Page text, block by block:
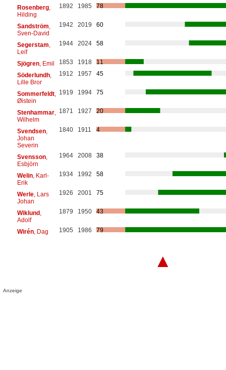
Rosenberg,
Hilding
1892 1985 78
Sandström
Sven-David
1942 2019 60
Segerstam
Leif
1944 2024 58
Sjögren, Emil 1853 1918
11
Söderlundh,
Lille Bror
1912 1957 45
Sommerfeldt,
Øistein
1919 1994 75
Stenhammar,
Wilhelm
1871 1927 20
Svendsen,
Johan
Severin
1840 1911 4
Svensson,
Esbjörn
1964 2008 38
Welin, Karl-
Erik
1934 1992 58
Werle, Lars
Johan
1926 2001 75
Wiklund,
Adolf
1879 1950 43
Wirén, Dag 1905 1986 79
▲
Anzeige